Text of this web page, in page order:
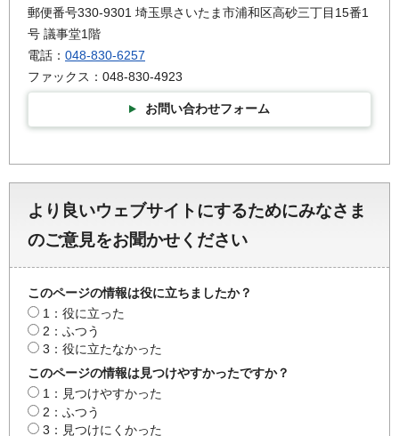
郵便番号330-9301 埼玉県さいたま市浦和区高砂三丁目15番1
号 議事堂1階
電話： 048-830-6257
ファックス：048-830-4923
お問い合わせフォーム
より良いウェブサイトにするためにみなさま
のご意見をお聞かせください
このページの情報は役に立ちましたか？
1：役に立った
2：ふつう
3：役に立たなかった
このページの情報は見つけやすかったですか？
1：見つけやすかった
2：ふつう
3：見つけにくかった